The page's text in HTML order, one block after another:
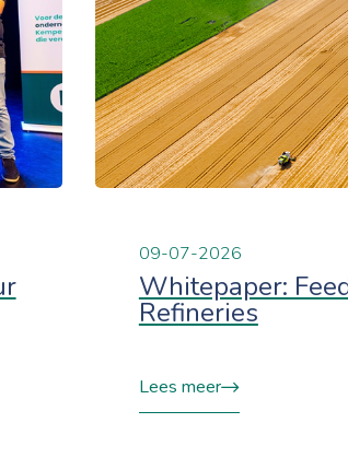
09-07-2026
Whitepaper:
Refineries
Lees meer